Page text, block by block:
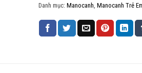
Danh mục: Manocanh, Manocanh Trẻ